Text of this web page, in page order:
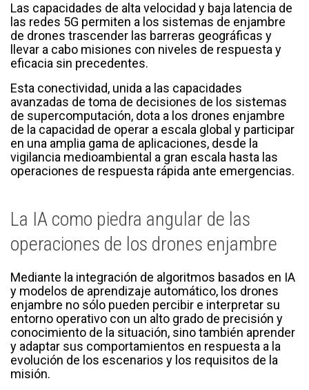
Las capacidades de alta velocidad y baja latencia de
las redes 5G permiten a los sistemas de enjambre
de drones trascender las barreras geográficas y
llevar a cabo misiones con niveles de respuesta y
eficacia sin precedentes.
Esta conectividad, unida a las capacidades
avanzadas de toma de decisiones de los sistemas
de supercomputación, dota a los drones enjambre
de la capacidad de operar a escala global y participar
en una amplia gama de aplicaciones, desde la
vigilancia medioambiental a gran escala hasta las
operaciones de respuesta rápida ante emergencias.
La IA como piedra angular de las
operaciones de los drones enjambre
Mediante la integración de algoritmos basados en IA
y modelos de aprendizaje automático, los drones
enjambre no sólo pueden percibir e interpretar su
entorno operativo con un alto grado de precisión y
conocimiento de la situación, sino también aprender
y adaptar sus comportamientos en respuesta a la
evolución de los escenarios y los requisitos de la
misión.